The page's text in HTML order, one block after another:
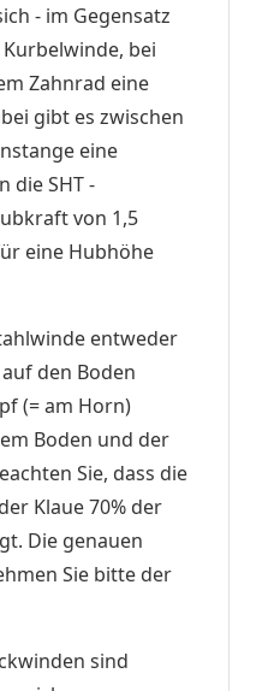
- im Gegensatz
bei
Zahnrad eine
gibt es zwischen
eine
die SHT -
von 1,5
eine Hubhöhe
entweder
den Boden
(= am Horn)
Boden und der
Sie, dass die
Klaue 70% der
Die genauen
Sie bitte der
sind